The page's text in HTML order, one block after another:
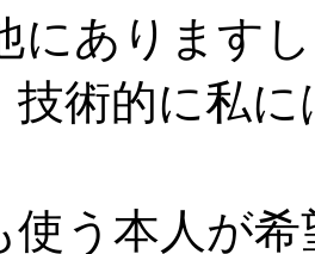
にあります
技術的に私
使う本人が